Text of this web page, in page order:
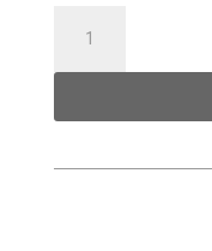
SNOWBOARD
TRACK